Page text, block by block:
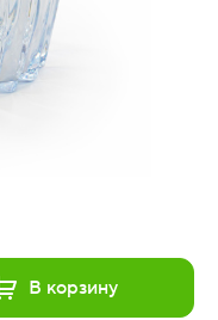
В корзину